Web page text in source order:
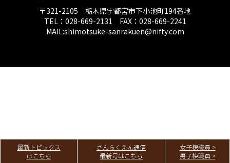
最新トピックス
はこちら
さんらくえん通信
最新号はこちら
女子棟職員 >
男子棟職員 >
〒321-2105 栃木県宇都宮市下小池町194番地
TEL：028-669-2131 FAX：028-669-2241
MAIL:shimotsuke-sanrakuen@nifty.com